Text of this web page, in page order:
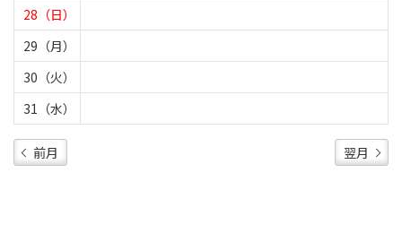
28（日）
29（月）
30（火）
31（水）
前月 翌月